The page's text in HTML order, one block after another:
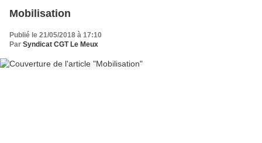
Mobilisation
Publié le 21/05/2018 à 17:10
Par Syndicat CGT Le Meux